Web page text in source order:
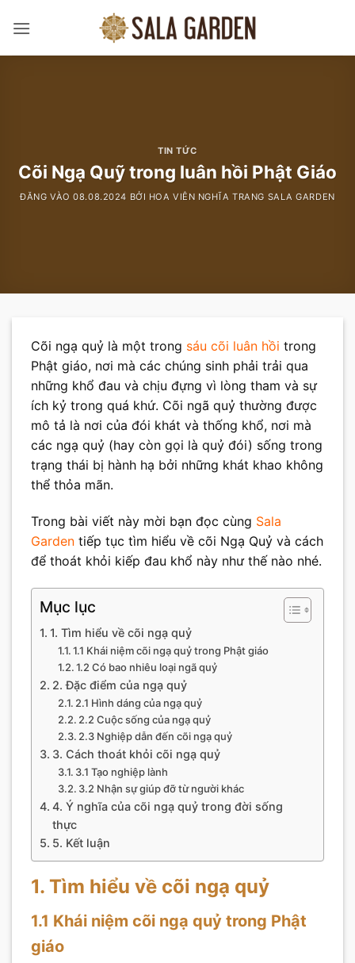
qua
TIN TỨC
Cõi Ngạ Quỹ trong luân hồi Phật Giáo
ĐĂNG VÀO08.08.2024 BỞI HOA VIÊN NGHĨA TRANG SALA GARDEN
Cõi ngạ quỷ là một trong sáu cõi luân hồi trong
Phật giáo, nơi mà các chúng sinh phải trải qua
những khổ đau và chịu đựng vì lòng tham và sự
ích kỷ trong quá khứ. Cõi ngã quỷ thường được
mô tả là nơi của đói khát và thống khổ, nơi mà
các ngạ quỷ (hay còn gọi là quỷ đói) sống trong
trạng thái bị hành hạ bởi những khát khao không
thể thỏa mãn.
Trong bài viết này mời bạn đọc cùng Sala
Garden tiếp tục tìm hiểu về cõi Ngạ Quỷ và cách
để thoát khỏi kiếp đau khổ này như thế nào nhé.
Mục lục
1. Tìm hiểu về cõi ngạ quỷ
1.1 Khái niệm cõi ngạ quỷ trong Phật giáo
1.2 Có bao nhiêu loại ngã quỷ
2. Đặc điểm của ngạ quỷ
2.1 Hình dáng của ngạ quỷ
2.2 Cuộc sống của ngạ quỷ
2.3 Nghiệp dẫn đến cõi ngạ quỷ
3. Cách thoát khỏi cõi ngạ quỷ
3.1 Tạo nghiệp lành
3.2 Nhận sự giúp đỡ từ người khác
4. Ý nghĩa của cõi ngạ quỷ trong đời sống
thực
5. Kết luận
1. Tìm hiểu về cõi ngạ quỷ
1.1 Khái niệm cõi ngạ quỷ trong Phật
giáo